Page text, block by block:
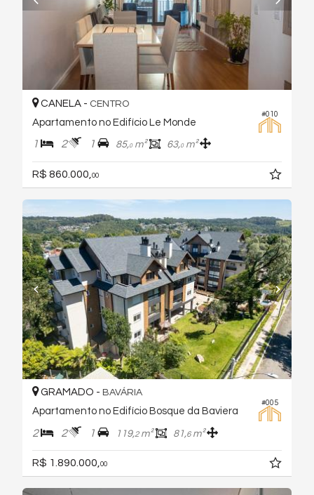
#010
CANELA - CENTRO
Apartamento no Edifício Le Monde
1 2 1 85,0m² 63,0m²
R$ 860.000, 00
#005
GRAMADO - BAVÁRIA
Apartamento no Edifício Bosque da Baviera
2 2 1 119,2m² 81,6m²
R$ 1.890.000, 00